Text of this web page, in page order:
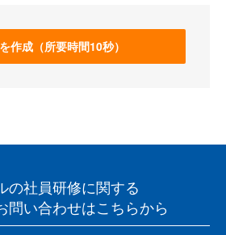
作成（所要時間10秒）
の社員研修に関する
問い合わせはこちらから